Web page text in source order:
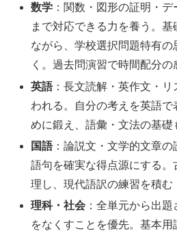
数学 ：関数・図形の証明・
まで対応できる力を養う。
ながら、学校選択問題特有
く。過去問演習で時間配分の
英語：長文読解・英作文・リ
われる。自分の考えを英語
めに鍛え、語彙・文法の基礎
国語：論説文・文学的文章の
語句を確実な得点源にする
理し、現代語訳の練習を積む
理科・社会 ：全単元から出
をなくすことを優先。基本